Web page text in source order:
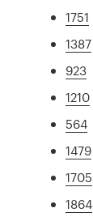
1751
1387
923
1210
564
1479
1705
1864